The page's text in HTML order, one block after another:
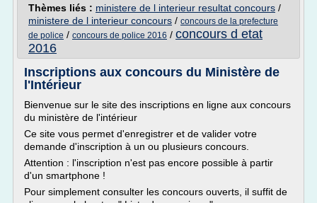
Thèmes liés : ministere de l interieur resultat concours /
ministere de l interieur concours / concours de la prefecture
de police / concours de police 2016 / concours d etat
2016
Inscriptions aux concours du Ministère de
l'Intérieur
Bienvenue sur le site des inscriptions en ligne aux concours
du ministère de l'intérieur
Ce site vous permet d'enregistrer et de valider votre
demande d'inscription à un ou plusieurs concours.
Attention : l'inscription n'est pas encore possible à partir
d'un smartphone !
Pour simplement consulter les concours ouverts, il suffit de